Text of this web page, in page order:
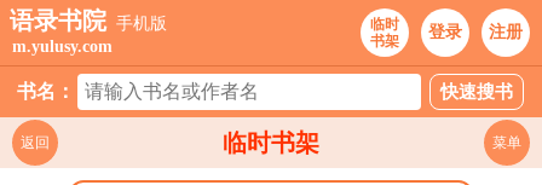
语录书院 手机版
m.yulusy.com
临时
书架
登录 注册
书名：
临时书架
返回 菜单